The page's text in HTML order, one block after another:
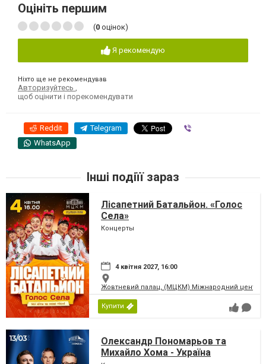
Оцініть першим
(0 оцінок)
Я рекомендую
Ніхто ще не рекомендував
Авторизуйтесь ,
щоб оцінити і порекомендувати
Reddit Telegram
WhatsApp
Інші подіїї зараз
Лісапетний Батальйон. «Голос
Села»
Концерты
4 квітня 2027, 16:00
Жовтневий палац, (МЦКМ) Міжнародний центр
Купити
Олександр Пономарьов та
Михайло Хома - Україна